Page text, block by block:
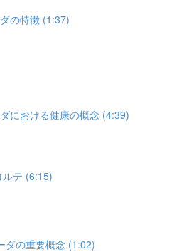
の特徴 (1:37)
における健康の概念 (4:39)
ルテ (6:15)
ダの重要概念 (1:02)